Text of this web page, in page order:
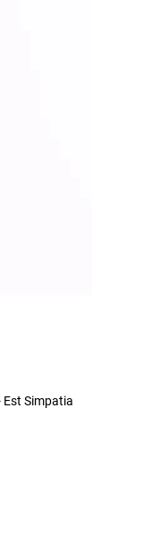
Simpatia